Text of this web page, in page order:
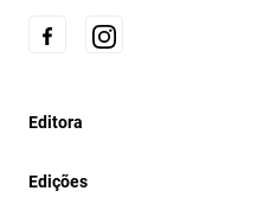
Editora
Edições